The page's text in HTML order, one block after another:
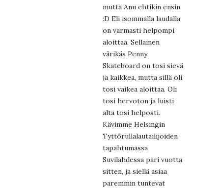
mutta Anu ehtikin ensin
:D Eli isommalla laudalla
on varmasti helpompi
aloittaa. Sellainen
värikäs Penny
Skateboard on tosi sievä
ja kaikkea, mutta sillä oli
tosi vaikea aloittaa. Oli
tosi hervoton ja luisti
alta tosi helposti.
Kävimme Helsingin
Tyttörullalautailijoiden
tapahtumassa
Suvilahdessa pari vuotta
sitten, ja siellä asiaa
paremmin tuntevat